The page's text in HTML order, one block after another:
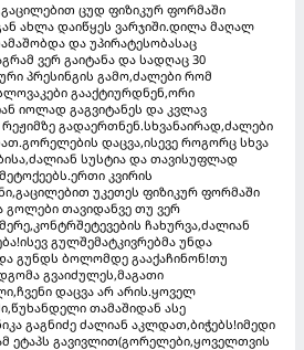
ცუდ ფიზიკურ ფორმაში
ახლა დაიწყეს ვარჯიში.დილა მაღალ
და უპირატესობასაც
ვერ გაიტანა და სადღაც 30
პრესინგის გამო,ძალები რომ
გააქტიურდნენ,ორი
იოლად გაგვიტანეს და კვლავ
გადაერთნენ.სხვანაირად,ძალები
დაცვა,ისევე როგორც სხვა
სუსტია და თავისუფლად
კვირის
უკეთეს ფიზიკურ ფორმაში
გოლები თავიდანვე თუ ვერ
ჩახურვა,ძალიან
გულშემატკივრებმა უნდა
გუნდს ბოლომდე გააქაჩინონ!თუ
გვაიძულეს,მაგათი
დაცვა არ არის.ყოველ
თამაშიდან ასე
გაგნიძე ძალიან აკლდათ,ბიჭებს!იმედი
ეტაპს გავივლით(გორელები,ყოველთვის